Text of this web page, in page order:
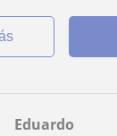
Eduardo